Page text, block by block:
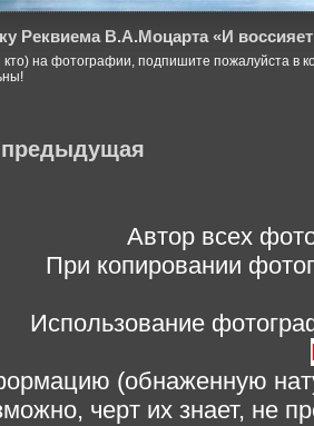
Реквиема В.А.Моцарта «И
кто) на фотографии, подпишите пожалуйста в
предыдущая
Автор всех
При копировании
Использование
(обнаженную
черт их знает, не